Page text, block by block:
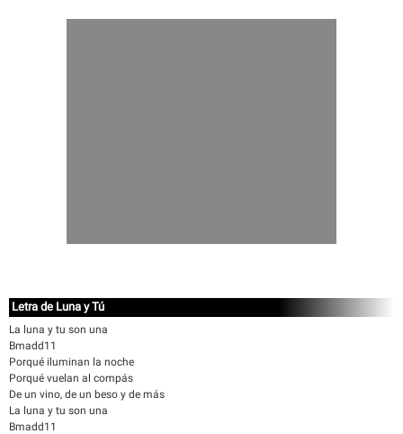
Letra de Luna y Tú
La luna y tu son una
Bmadd11
Porqué iluminan la noche
Porqué vuelan al compás
De un vino, de un beso y de más
La luna y tu son una
Bmadd11